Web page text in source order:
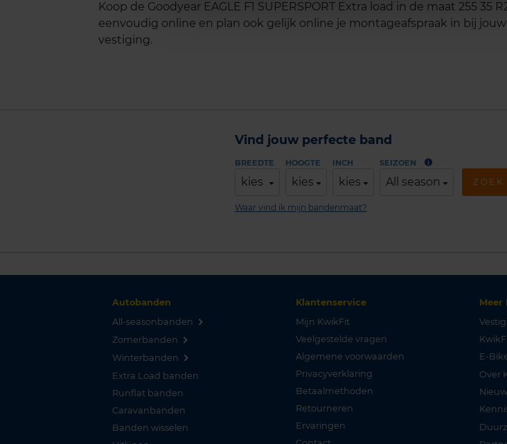
Koop de Goodyear EAGLE F1 SUPERSPORT Extra load in de maat 255 35
eenvoudig online en plan ook gelijk online je montageafspraak in bij
vestiging.
Vind jouw perfecte band
BREEDTE
kies
HOOGTE
kies
INCH
kies
SEIZOEN
All season ZOEK
Waar vind ik mijn bandenmaat?
Autobanden
All-seasonbanden
Zomerbanden
Winterbanden
Extra Load banden
Runflat banden
Caravanbanden
Banden wisselen
Klantenservice
Mijn KwikFit
Veelgestelde vragen
Algemene voorwaarden
Privacyverklaring
Betaalmethoden
Retourneren
Ervaringen
Meer
E-
Over